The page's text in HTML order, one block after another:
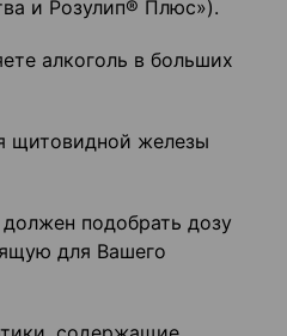
и Розулип® Плюс»).
алкоголь в больших
щитовидной железы
подобрать дозу
для Вашего